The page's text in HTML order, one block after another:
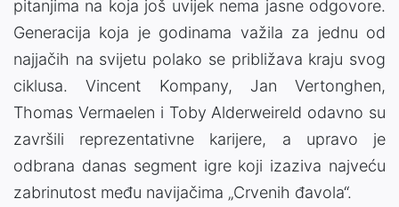
pitanjima na koja još uvijek nema jasne odgovore.
Generacija koja je godinama važila za jednu od
najjačih na svijetu polako se približava kraju svog
ciklusa. Vincent Kompany, Jan Vertonghen,
Thomas Vermaelen i Toby Alderweireld odavno su
završili reprezentativne karijere, a upravo je
odbrana danas segment igre koji izaziva najveću
zabrinutost među navijačima „Crvenih đavola“.